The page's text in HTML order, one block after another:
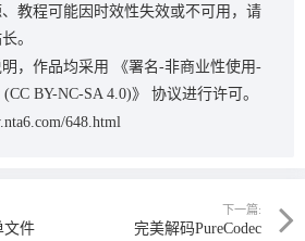
教程可能因时效性失效或不可用，请
。
，作品均采用
《署名-非商业性使用-
BY-NC-SA 4.0)》
协议进行许可。
648.html
文件
下一篇:
完美解码PureCodec